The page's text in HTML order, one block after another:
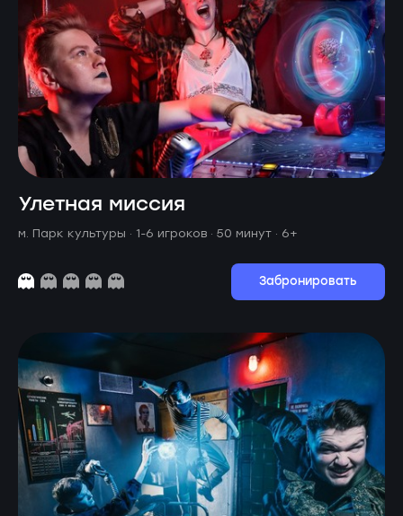
Улетная миссия
м. Парк культуры · 1-6 игроков · 50 минут · 6+
Забронировать